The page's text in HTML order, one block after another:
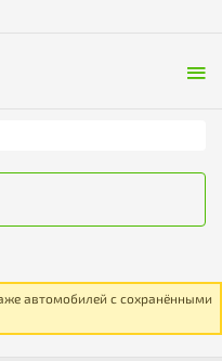
автомобилей с сохранёнными